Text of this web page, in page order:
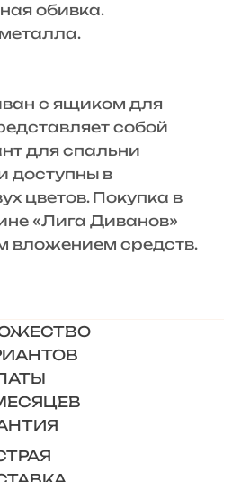
обивка.
с ящиком для
собой
для спальни
доступны в
цветов. Покупка в
«Лига Диванов»
вложением средств.